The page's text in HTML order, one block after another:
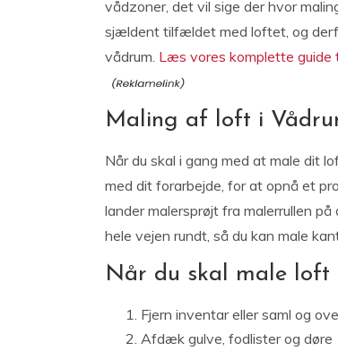
vådzoner, det vil sige der hvor
sjældent tilfældet med loftet, og
vådrum. Læs vores komplette guide
Maling af loft i
Når du skal i gang med at male dit
med dit forarbejde, for at opnå et
lander malersprøjt fra malerrullen
hele vejen rundt, så du kan male
Når du skal male loft
Fjern inventar eller saml og
Afdæk gulve, fodlister og døre